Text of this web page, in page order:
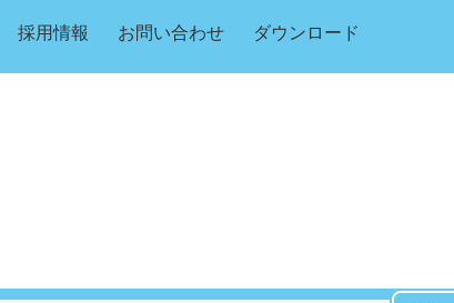
採用情報 お問い合わせ ダウンロード